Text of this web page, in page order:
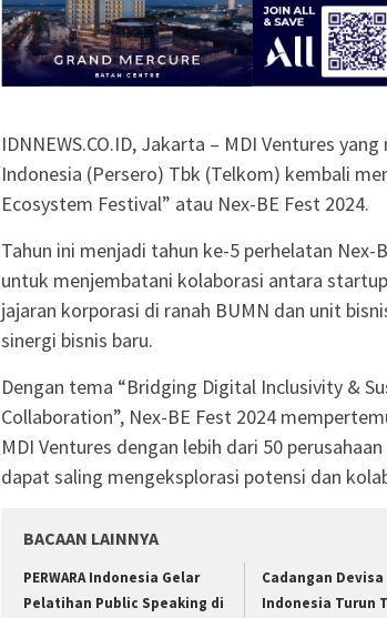
IDNNEWS.CO.ID, Jakarta – MDI Ventures
Indonesia (Persero) Tbk (Telkom) kembali
Ecosystem Festival” atau Nex-BE Fest 2024.
Tahun ini menjadi tahun ke-5 perhelatan
untuk menjembatani kolaborasi antara
jajaran korporasi di ranah BUMN dan unit
sinergi bisnis baru.
Dengan tema “Bridging Digital Inclusivity &
Collaboration”, Nex-BE Fest 2024
MDI Ventures dengan lebih dari 50
dapat saling mengeksplorasi potensi dan
BACAAN LAINNYA
PERWARA Indonesia Gelar
Pelatihan Public Speaking di
Cadangan Devisa
Indonesia Turun